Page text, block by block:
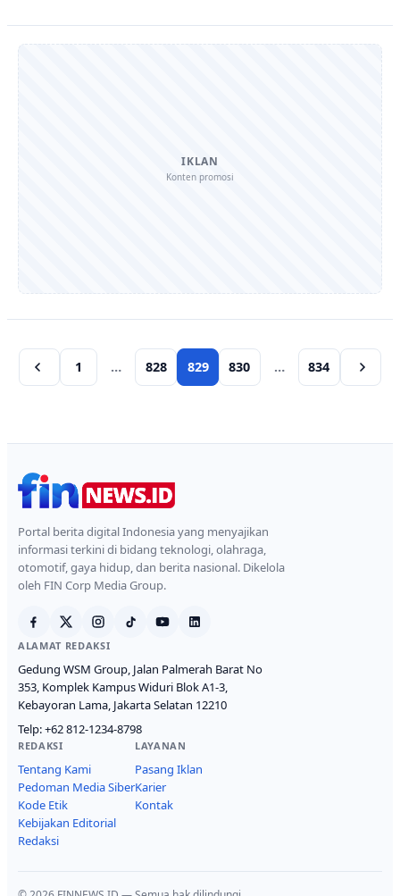
IKLAN
Konten promosi
1 … 828 829 830 … 834
Portal berita digital Indonesia yang menyajikan
informasi terkini di bidang teknologi, olahraga,
otomotif, gaya hidup, dan berita nasional. Dikelola
oleh FIN Corp Media Group.
ALAMAT REDAKSI
Gedung WSM Group, Jalan Palmerah Barat No
353, Komplek Kampus Widuri Blok A1-3,
Kebayoran Lama, Jakarta Selatan 12210
Telp:+62 812-1234-8798
REDAKSI
Tentang Kami
Pedoman Media Siber
Kode Etik
Kebijakan Editorial
Redaksi
LAYANAN
Pasang Iklan
Karier
Kontak